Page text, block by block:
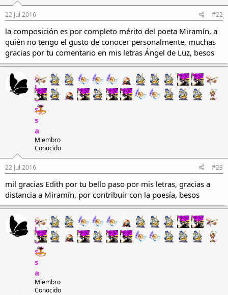
22 Jul 2016 #22
la composición es por completo mérito del poeta Miramín, a
quién no tengo el gusto de conocer personalmente, muchas
gracias por tu comentario en mis letras Ángel de Luz, besos
A
l
e
s
s
a
Miembro
Conocido
22 Jul 2016 #23
mil gracias Edith por tu bello paso por mis letras, gracias a
distancia a Miramín, por contribuir con la poesía, besos
A
l
e
s
s
a
Miembro
Conocido